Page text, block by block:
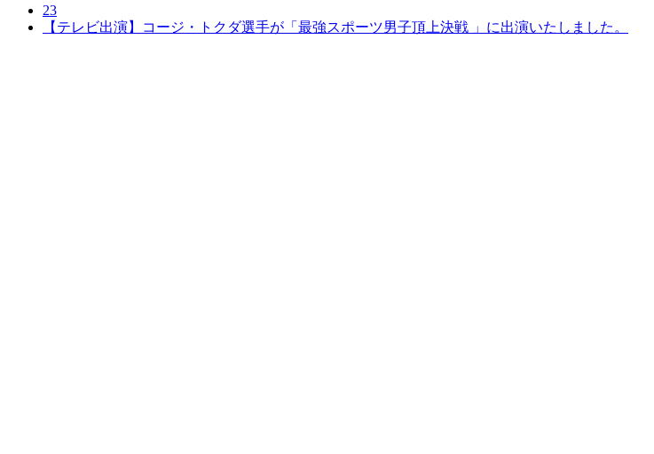
23
【テレビ出演】コージ・トクダ選手が「最強スポーツ男子頂上決戦 」に出演いたしました。